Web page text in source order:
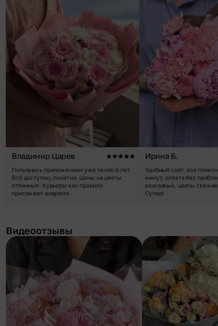
Владимир Царев
Пользуюсь приложением уже около 6 лет.
Всё доступно, понятно. Цены на цветы
отличные. Курьеры как правило
приезжают вовремя.
Ирина Б.
Удобный сайт, все
минут, оплата без
вежливый, цветы
Супер!
Видеоотзывы